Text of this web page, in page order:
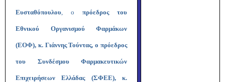
Ευσταθόπουλου, ο πρόεδρος του
Εθνικού Οργανισμού Φαρμάκων
(ΕΟΦ), κ. Γιάννης Τούντας, ο πρόεδρος
του Συνδέσμου Φαρμακευτικών
Επιχειρήσεων Ελλάδας (ΣΦΕΕ), κ.